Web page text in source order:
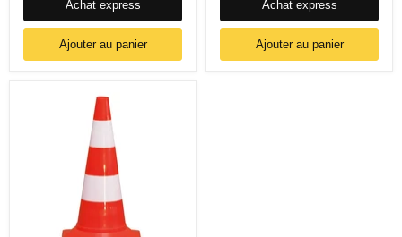
Achat express
Ajouter au panier
Achat express
Ajouter au panier